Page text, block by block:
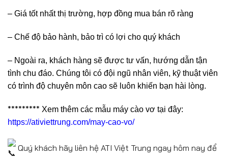
– Giá tốt nhất thị trường, hợp đồng mua bán rõ ràng
– Chế độ bảo hành, bảo trì có lợi cho quý khách
– Ngoài ra, khách hàng sẽ được tư vấn, hướng dẫn tận
tình chu đáo. Chúng tôi có đội ngũ nhân viên, kỹ thuật viên
có trình độ chuyên môn cao sẽ luôn khiến bạn hài lòng.
********* Xem thêm các mẫu máy cào vơ tại đây:
https://ativiettrung.com/may-cao-vo/
Quý khách hãy liên hệ ATI Việt Trung ngay hôm nay để